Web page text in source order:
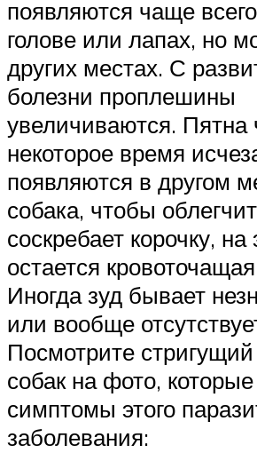
появляются чаще
голове или лапах, но
других местах. С
болезни проплешины
увеличиваются. Пятна
некоторое время
появляются в другом
собака, чтобы
соскребает корочку,
остается
Иногда зуд бывает
или вообще
Посмотрите
собак на фото,
симптомы этого
заболевания: